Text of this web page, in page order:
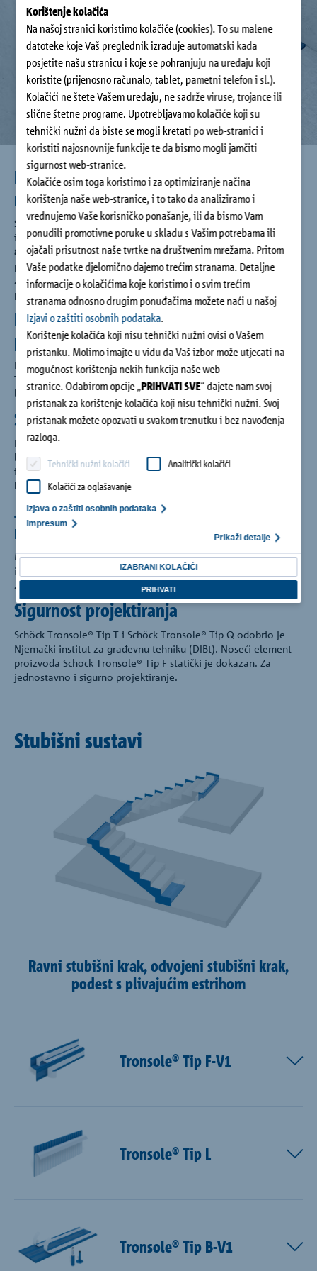
Korištenje kolačića
Na našoj stranici koristimo kolačiće (cookies). To su malene
datoteke koje Vaš preglednik izrađuje automatski kada
posjetite našu stranicu i koje se pohranjuju na uređaju koji
koristite (prijenosno računalo, tablet, pametni telefon i sl.).
Kolačići ne štete Vašem uređaju, ne sadrže viruse, trojance ili
slične štetne programe. Upotrebljavamo kolačiće koji su
tehnički nužni da biste se mogli kretati po web-stranici i
koristiti najosnovnije funkcije te da bismo mogli jamčiti
sigurnost web-stranice.
Kolačiće osim toga koristimo i za optimiziranje načina
korištenja naše web-stranice, i to tako da analiziramo i
vrednujemo Vaše korisničko ponašanje, ili da bismo Vam
ponudili promotivne poruke u skladu s Vašim potrebama ili
ojačali prisutnost naše tvrtke na društvenim mrežama. Pritom
Vaše podatke djelomično dajemo trećim stranama. Detaljne
informacije o kolačićima koje koristimo i o svim trećim
stranama odnosno drugim ponuđačima možete naći u našoj
Izjavi o zaštiti osobnih podataka.
Korištenje kolačića koji nisu tehnički nužni ovisi o Vašem
pristanku. Molimo imajte u vidu da Vaš izbor može utjecati na
mogućnost korištenja nekih funkcija naše web-
stranice. Odabirom opcije „PRIHVATI SVE“ dajete nam svoj
pristanak za korištenje kolačića koji nisu tehnički nužni. Svoj
pristanak možete opozvati u svakom trenutku i bez navođenja
razloga.
Tehnički nužni kolačići
Analitički kolačići
Kolačići za oglašavanje
Izjava o zaštiti osobnih podataka
Impresum
Prikaži detalje
IZABRANI KOLAČIĆI
PRIHVATI
Izolacija protiv buke koraka na visokoj
razini
S novom generacijom proizvoda Schöck Tronsole® zvučna
izolacija razreda A (visoki komfor) prema normi ÖNORM B
8115-5 postaje standard. Na taj način Schöck Tronsole®
povećava kvalitetu stanovanja, a istovremeno i vrijednost
zgrade, dok izolacija posebnim podnim oblogama (npr.
plivajući estrih) postaje suvišna.
Kompletni sustav – prilagođen svakoj
pojedinoj stubi
Precizno usklađene varijante proizvoda Schöck
Tronsole® pružaju učinkovitu i sveobuhvatnu zaštitu protiv
buke koraka, kako kod ravnih, tako i kod spiralnih stuba.
Sigurnost s plavom linijom
Kako kod projektiranja, tako i kod izvedbe sustavi zaštite od
buke koraka uključuju plavu liniju oko stube koju treba izolirati
i koja ima ulogu izolacijske podloge. Za sigurnu zaštitu od
buke koraka.
Jednostavna ugradnja bez zvučnog
mosta
Montažnim proizvodima Schöck Tronsole® zatvaraju se i reške
i time se sprečavaju greške kod gradnje. Za izvedbu bez
zvučnog mosta.
Sigurnost projektiranja
Schöck Tronsole® Tip T i Schöck Tronsole® Tip Q odobrio je
Njemački institut za građevnu tehniku (DIBt). Noseći element
proizvoda Schöck Tronsole® Tip F statički je dokazan. Za
jednostavno i sigurno projektiranje.
Stubišni sustavi
Ravni stubišni krak, odvojeni stubišni krak,
podest s plivajućim estrihom
Tronsole® Tip F-V1
Tronsole® Tip L
Tronsole® Tip B-V1